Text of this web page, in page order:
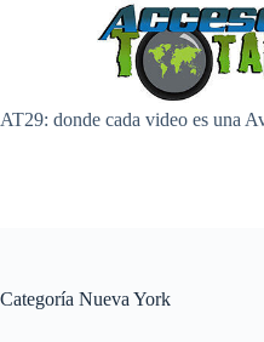
AT29: donde cada video es una
Categoría Nueva York